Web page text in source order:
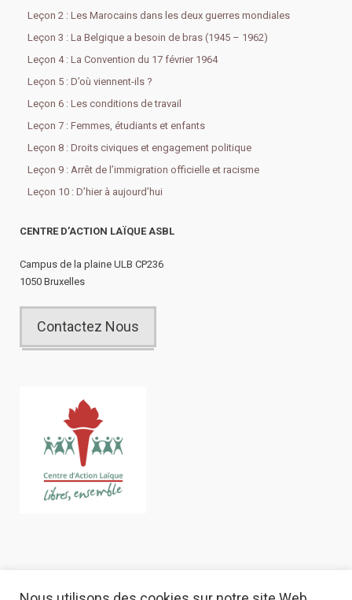
Leçon 2 : Les Marocains dans les deux guerres mondiales
Leçon 3 : La Belgique a besoin de bras (1945 – 1962)
Leçon 4 : La Convention du 17 février 1964
Leçon 5 : D’où viennent-ils ?
Leçon 6 : Les conditions de travail
Leçon 7 : Femmes, étudiants et enfants
Leçon 8 : Droits civiques et engagement politique
Leçon 9 : Arrêt de l’immigration officielle et racisme
Leçon 10 : D’hier à aujourd’hui
CENTRE D’ACTION LAÏQUE ASBL
Campus de la plaine ULB CP236
1050 Bruxelles
Contactez Nous